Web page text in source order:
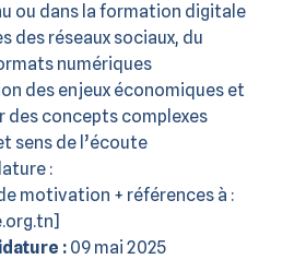
ou dans la formation digitale
des réseaux sociaux, du
numériques
des enjeux économiques et
des concepts complexes
sens de l’écoute
:
motivation + références à :
: 09 mai 2025